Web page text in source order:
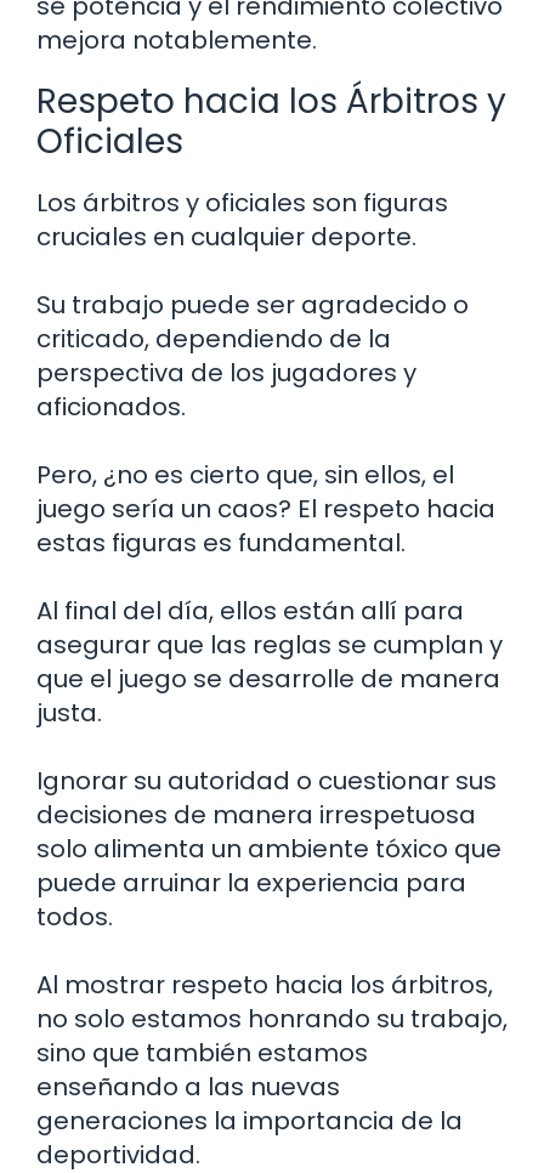
mejora notablemente.
Respeto hacia los Árbitros y
Oficiales
Los árbitros y oficiales son figuras
cruciales en cualquier deporte.
Su trabajo puede ser agradecido o
criticado, dependiendo de la
perspectiva de los jugadores y
aficionados.
Pero, ¿no es cierto que, sin ellos, el
juego sería un caos? El respeto hacia
estas figuras es fundamental.
Al final del día, ellos están allí para
asegurar que las reglas se cumplan y
que el juego se desarrolle de manera
justa.
Ignorar su autoridad o cuestionar sus
decisiones de manera irrespetuosa
solo alimenta un ambiente tóxico que
puede arruinar la experiencia para
todos.
Al mostrar respeto hacia los árbitros,
no solo estamos honrando su trabajo,
sino que también estamos
enseñando a las nuevas
generaciones la importancia de la
deportividad.